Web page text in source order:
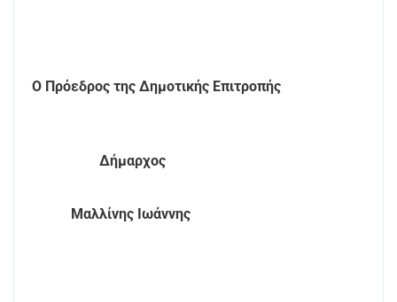
Ο Πρόεδρος της Δημοτικής Επιτροπής
Δήμαρχος
Μαλλίνης Ιωάννης